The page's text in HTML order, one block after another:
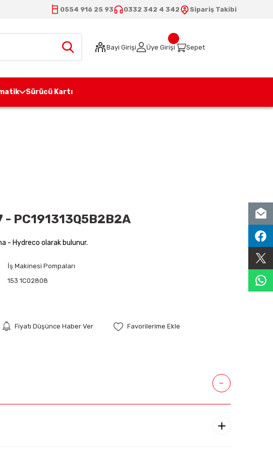
0554 916 25 93 0332 342 4 342 Sipariş Takibi
Bayi Girişi Üye Girişi Sepet
Sürücü Kartı
- PC191313Q5B2B2A
- Hydreco olarak bulunur.
İş Makinesi Pompaları
153 1C02808
Fiyatı Düşünce Haber Ver